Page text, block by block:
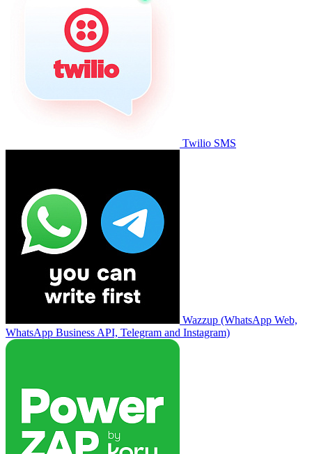
Twilio SMS
Wazzup (WhatsApp Web,
WhatsApp Business API, Telegram and Instagram)